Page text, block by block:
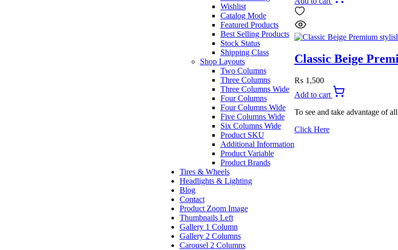
Wishlist
Catalog Mode
Featured Products
Best Selling Products
Stock Status
Shipping Class
Shop Layouts
Two Columns
Three Columns
Three Columns Wide
Four Columns
Four Columns Wide
Five Columns Wide
Six Columns Wide
Product SKU
Additional Information
Product Variable
Product Brands
Tires & Wheels
Headlights & Lighting
Blog
Contact
Product Zoom Image
Thumbnails Left
Gallery 1 Column
Gallery 2 Columns
Carousel 2 Columns
was:
Classic Beige
₨ 1,500
Add to cart
To see and take advantage of
Click Here